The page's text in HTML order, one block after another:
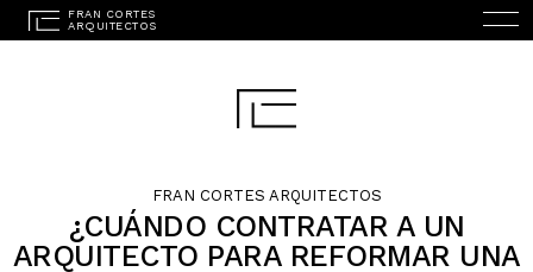
FRAN CORTES ARQUITECTOS
¿CUÁNDO CONTRATAR A UN
ARQUITECTO PARA REFORMAR UNA